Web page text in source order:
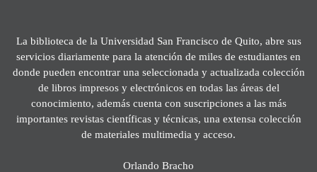
La biblioteca de la Universidad San Francisco de Quito, abre sus
servicios diariamente para la atención de miles de estudiantes en
donde pueden encontrar una seleccionada y actualizada colección
de libros impresos y electrónicos en todas las áreas del
conocimiento, además cuenta con suscripciones a las más
importantes revistas científicas y técnicas, una extensa colección
de materiales multimedia y acceso.
Orlando Bracho